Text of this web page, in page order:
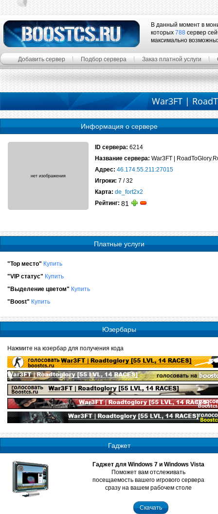
В данный момент в
которых 788 сервер
максимально
Добавить сервер Подбор сервера Заказ платной услуги
War3FT |
Информация о сервере
ID сервера: 6214
Название сервера: War3FT |
Адрес: 46.174.55.211:27015
Игроки: 7 / 32
Карта: de_fort2x2
Рейтинг: 81
Платные услуги
"Top место" Купить
"VIP статус" Купить
"Выделение цветом" Купить
"Boost" Купить
Юзербары
Нажмите на юзербар для получения кода
Гаджет
Гаджет для Windows 7 и Windows Vista
Поможет вам отслеживать
посещаемость вашего игрового сервера
сразу на вашем рабочем столе
Скачать